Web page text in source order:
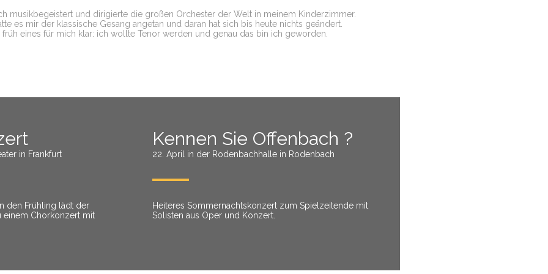
musikbegeistert und dirigierte die großen Orchester der Welt in meinem Kinderzimmer.
es mir der klassische Gesang angetan und daran hat sich bis heute nichts geändert.
eines für mich klar: ich wollte Tenor werden und genau das bin ich geworden.
in Frankfurt
den Frühling lädt der
einem Chorkonzert mit
Kennen Sie Offenbach ?
22. April in der Rodenbachhalle in Rodenbach
Heiteres Sommernachtskonzert zum Spielzeitende mit
Solisten aus Oper und Konzert.